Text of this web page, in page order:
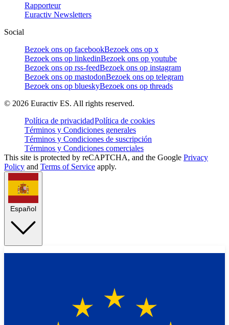
Rapporteur
Euractiv Newsletters
Social
Bezoek ons op facebookBezoek ons op x
Bezoek ons op linkedinBezoek ons op youtube
Bezoek ons op rss-feedBezoek ons op instagram
Bezoek ons op mastodonBezoek ons op telegram
Bezoek ons op blueskyBezoek ons op threads
© 2026 Euractiv ES. All rights reserved.
Política de privacidadPolítica de cookies
Términos y Condiciones generales
Términos y Condiciones de suscripción
Términos y Condiciones comerciales
This site is protected by reCAPTCHA, and the Google Privacy
Policy and Terms of Service apply.
Español